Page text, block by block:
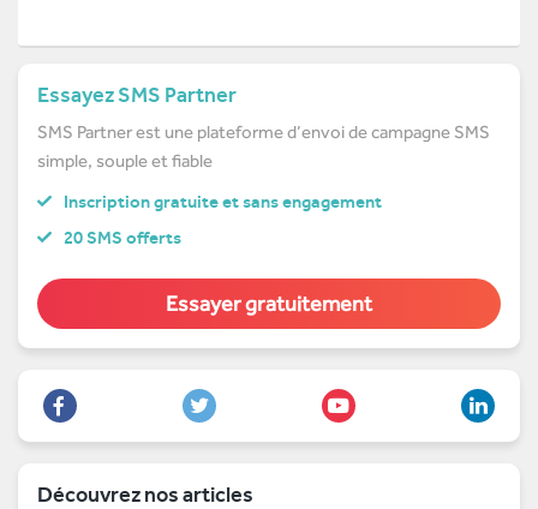
Essayez SMS Partner
SMS Partner est une plateforme d’envoi de campagne SMS
simple, souple et fiable
Inscription gratuite et sans engagement
20 SMS offerts
Essayer gratuitement
Découvrez nos articles